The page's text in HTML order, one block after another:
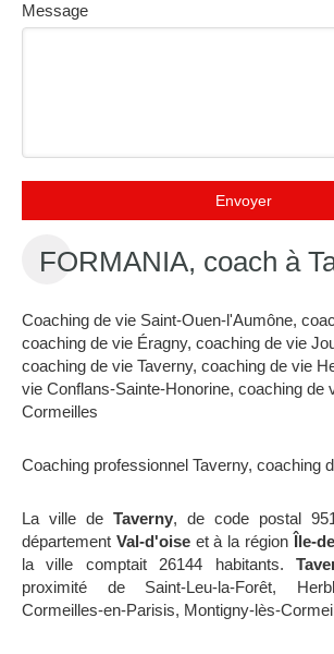
Message
Envoyer
FORMANIA, coach à
Coaching de vie Saint-Ouen-l'Aumône,
coaching de vie Éragny, coaching de vie
coaching de vie Taverny, coaching de vie
vie Conflans-Sainte-Honorine, coaching de
Cormeilles
Coaching professionnel Taverny, coaching
La ville de Taverny, de code postal
département Val-d'oiseet à la région Île-
la ville comptait 26144 habitants.
proximité de Saint-Leu-la-Forêt,
Cormeilles-en-Parisis, Montigny-lès-